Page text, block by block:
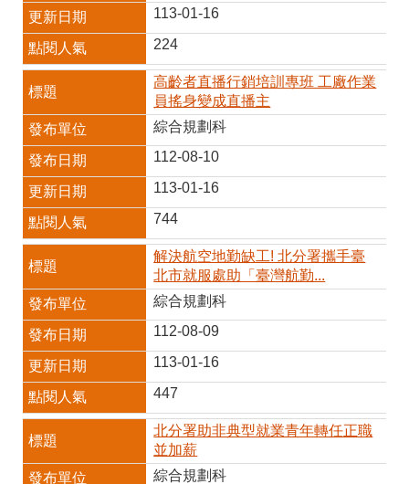
113-01-16
224
高齡者直播行銷培訓專班 工廠作業
員搖身變成直播主
綜合規劃科
112-08-10
113-01-16
744
解決航空地勤缺工! 北分署攜手臺
北市就服處助「臺灣航勤...
綜合規劃科
112-08-09
113-01-16
447
北分署助非典型就業青年轉任正職
並加薪
綜合規劃科